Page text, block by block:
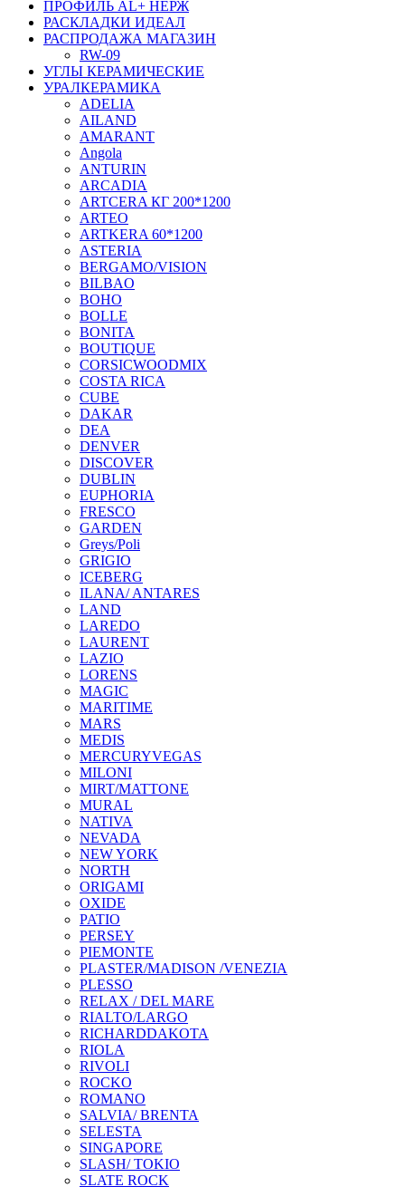
ПРОФИЛЬ AL+ НЕРЖ
РАСКЛАДКИ ИДЕАЛ
РАСПРОДАЖА МАГАЗИН
RW-09
УГЛЫ КЕРАМИЧЕСКИЕ
УРАЛКЕРАМИКА
ADELIA
AILAND
AMARANT
Angola
ANTURIN
ARCADIA
ARTCERA КГ 200*1200
ARTEO
ARTKERA 60*1200
ASTERIA
BERGAMO/VISION
BILBAO
BOHO
BOLLE
BONITA
BOUTIQUE
CORSICWOODMIX
COSTA RICA
CUBE
DAKAR
DEA
DENVER
DISCOVER
DUBLIN
EUPHORIA
FRESCO
GARDEN
Greys/Poli
GRIGIO
ICEBERG
ILANA/ ANTARES
LAND
LAREDO
LAURENT
LAZIO
LORENS
MAGIC
MARITIME
MARS
MEDIS
MERCURYVEGAS
MILONI
MIRT/MATTONE
MURAL
NATIVA
NEVADA
NEW YORK
NORTH
ORIGAMI
OXIDE
PATIO
PERSEY
PIEMONTE
PLASTER/MADISON /VENEZIA
PLESSO
RELAX / DEL MARE
RIALTO/LARGO
RICHARDDAKOTA
RIOLA
RIVOLI
ROCKO
ROMANO
SALVIA/ BRENTA
SELESTA
SINGAPORE
SLASH/ TOKIO
SLATE ROCK